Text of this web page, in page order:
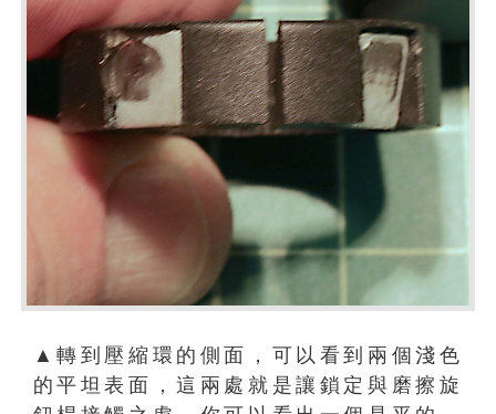
▲轉到壓縮環的側面，可以看到兩個淺色
的平坦表面，這兩處就是讓鎖定與磨擦旋